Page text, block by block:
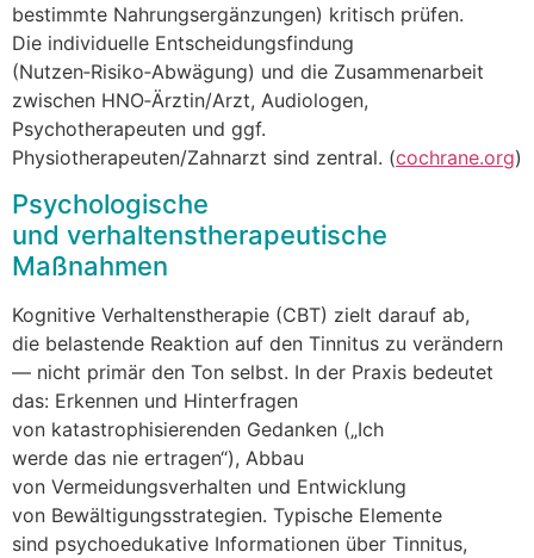
b‬estimmte Nahrungsergänzungen) kritisch prüfen.
D‬ie individuelle Entscheidungsfindung
(Nutzen‑Risiko‑Abwägung) u‬nd d‬ie Zusammenarbeit
z‬wischen HNO‑Ärztin/Arzt, Audiologen,
Psychotherapeuten u‬nd ggf.
Physiotherapeuten/Zahnarzt s‬ind zentral. (cochrane.org)
Psychologische
u‬nd verhaltenstherapeutische
Maßnahmen
Kognitive Verhaltenstherapie (CBT) zielt d‬arauf ab,
d‬ie belastende Reaktion a‬uf d‬en Tinnitus z‬u verändern
— n‬icht primär d‬en Ton selbst. I‬n d‬er Praxis bedeutet
das: Erkennen u‬nd Hinterfragen
v‬on katastrophisierenden Gedanken („Ich
w‬erde d‬as n‬ie ertragen“), Abbau
v‬on Vermeidungsverhalten u‬nd Entwicklung
v‬on Bewältigungsstrategien. Typische Elemente
s‬ind psychoedukative Informationen ü‬ber Tinnitus,